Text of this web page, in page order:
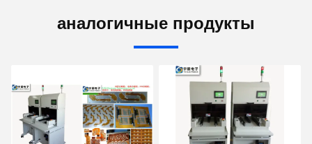
аналогичные продукты